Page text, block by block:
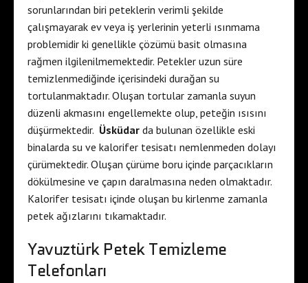
sorunlarından biri peteklerin verimli şekilde
çalışmayarak ev veya iş yerlerinin yeterli ısınmama
problemidir ki genellikle çözümü basit olmasına
rağmen ilgilenilmemektedir. Petekler uzun süre
temizlenmediğinde içerisindeki durağan su
tortulanmaktadır. Oluşan tortular zamanla suyun
düzenli akmasını engellemekte olup, peteğin ısısını
düşürmektedir. Üsküdar da bulunan özellikle eski
binalarda su ve kalorifer tesisatı nemlenmeden dolayı
çürümektedir. Oluşan çürüme boru içinde parçacıkların
dökülmesine ve çapın daralmasına neden olmaktadır.
Kalorifer tesisatı içinde oluşan bu kirlenme zamanla
petek ağızlarını tıkamaktadır.
Yavuztürk Petek Temizleme
Telefonları